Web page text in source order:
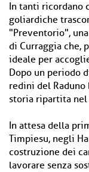
In tanti ricordano
goliardiche
"Preventorio",
di Curraggia che,
ideale per
Dopo un periodo
redini del Raduno
storia ripartita nel
In attesa della
Timpiesu, negli
costruzione dei
lavorare senza